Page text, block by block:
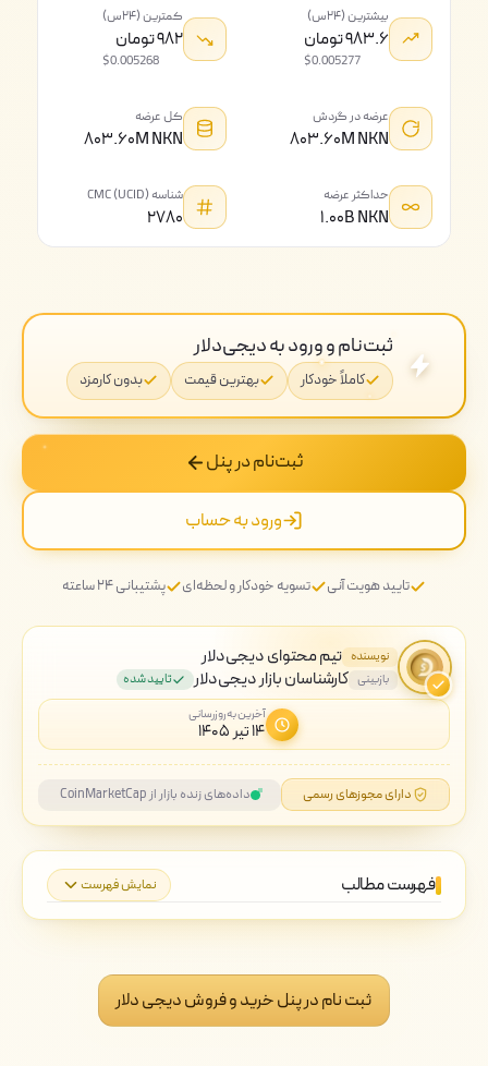
بیشترین (۲۴س)
۹۸۳.۶ تومان
$0.005277
کمترین (۲۴س)
۹۸۲ تومان
$0.005268
عرضه در گردش
۸۰۳.۶۰M NKN
کل عرضه
۸۰۳.۶۰M NKN
حداکثر عرضه
۱.۰۰B NKN
شناسه CMC (UCID)
۲۷۸۰
ثبت‌نام و ورود به دیجی‌دلار
کاملاً خودکار بهترین قیمت بدون کارمزد
ثبت‌نام در پنل
ورود به حساب
تایید هویت آنی تسویه خودکار و لحظه‌ای پشتیبانی ۲۴ ساعته
نویسنده تیم محتوای دیجی‌دلار
بازبینی کارشناسان بازار دیجی‌دلار تایید شده
آخرین به‌روزرسانی
۱۴ تیر ۱۴۰۵
دارای مجوزهای رسمی داده‌های زنده بازار از CoinMarketCap
فهرست مطالب نمایش فهرست
NKN چیست؟
خرید NKN از دیجی دلار
ثبت نام در پنل خرید و فروش دیجی دلار